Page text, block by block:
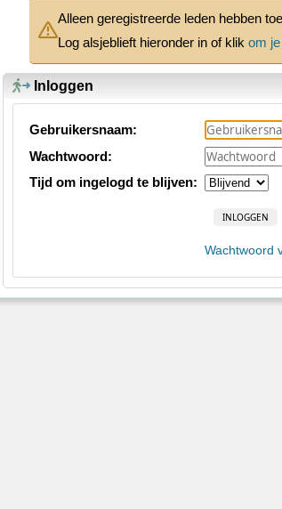
Alleen geregistreerde leden hebben
Log alsjeblieft hieronder in of klik om
Inloggen
Gebruikersnaam:
Wachtwoord:
Tijd om ingelogd te blijven:
Wachtwoord